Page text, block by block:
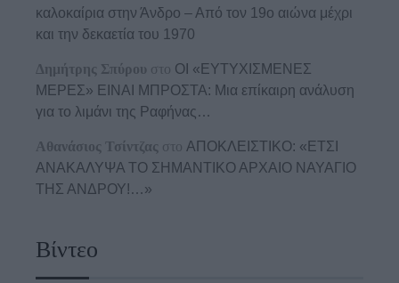
καλοκαίρια στην Άνδρο – Από τον 19ο αιώνα μέχρι
και την δεκαετία του 1970
Δημήτρης Σπύρου στο ΟΙ «ΕΥΤΥΧΙΣΜΕΝΕΣ
ΜΕΡΕΣ» ΕΙΝΑΙ ΜΠΡΟΣΤΑ: Μια επίκαιρη ανάλυση
για το λιμάνι της Ραφήνας…
Αθανάσιος Τσίντζας στο ΑΠΟΚΛΕΙΣΤΙΚΟ: «ΕΤΣΙ
ΑΝΑΚΑΛΥΨΑ ΤΟ ΣΗΜΑΝΤΙΚΟ ΑΡΧΑΙΟ ΝΑΥΑΓΙΟ
ΤΗΣ ΑΝΔΡΟΥ!…»
Βίντεο